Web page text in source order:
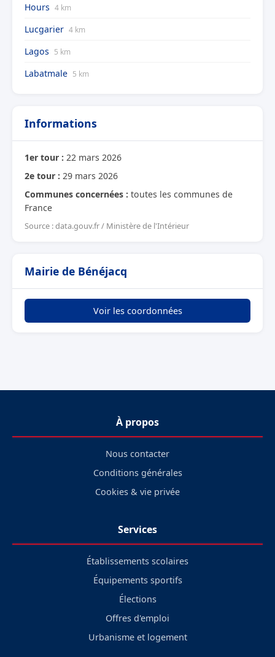
Hours 4 km
Lucgarier 4 km
Lagos 5 km
Labatmale 5 km
Informations
1er tour : 22 mars 2026
2e tour : 29 mars 2026
Communes concernées : toutes les communes de
France
Source : data.gouv.fr / Ministère de l'Intérieur
Mairie de Bénéjacq
Voir les coordonnées
À propos
Nous contacter
Conditions générales
Cookies & vie privée
Services
Établissements scolaires
Équipements sportifs
Élections
Offres d'emploi
Urbanisme et logement